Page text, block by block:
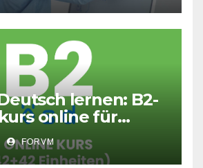
lernen: B2-
online für
FORVM